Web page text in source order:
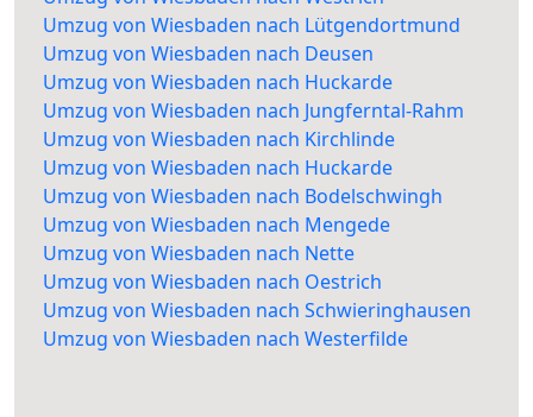
Umzug von Wiesbaden nach Lütgendortmund
Umzug von Wiesbaden nach Deusen
Umzug von Wiesbaden nach Huckarde
Umzug von Wiesbaden nach Jungferntal-Rahm
Umzug von Wiesbaden nach Kirchlinde
Umzug von Wiesbaden nach Huckarde
Umzug von Wiesbaden nach Bodelschwingh
Umzug von Wiesbaden nach Mengede
Umzug von Wiesbaden nach Nette
Umzug von Wiesbaden nach Oestrich
Umzug von Wiesbaden nach Schwieringhausen
Umzug von Wiesbaden nach Westerfilde